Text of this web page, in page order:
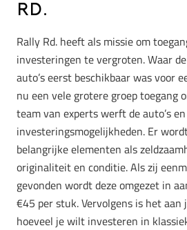
Rd.
Rally Rd. heeft als missie om
investeringen te vergroten. Waar
auto’s eerst beschikbaar was voor
nu een vele grotere groep toegang
team van experts werft de auto’s
investeringsmogelijkheden. Er
belangrijke elementen als
originaliteit en conditie. Als zij
gevonden wordt deze omgezet in
€45 per stuk. Vervolgens is het aan
hoeveel je wilt investeren in